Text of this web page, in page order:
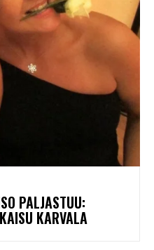
PALJASTUU:
KARVALA